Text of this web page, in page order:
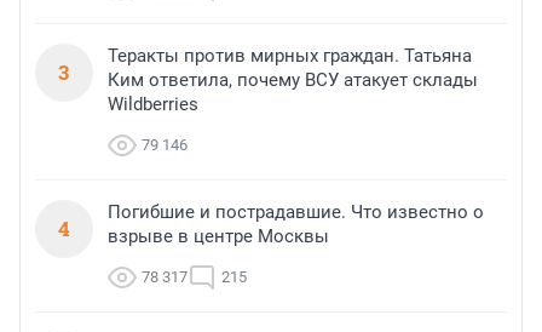
3
Теракты против мирных граждан. Татьяна
Ким ответила, почему ВСУ атакует склады
Wildberries
79 146
4
Погибшие и пострадавшие. Что известно о
взрыве в центре Москвы
78 317 215